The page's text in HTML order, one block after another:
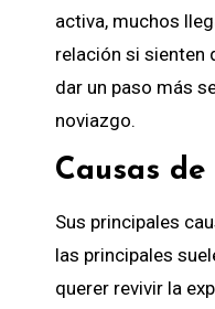
activa, muchos
relación si sienten
dar un paso más
noviazgo.
Causas
Sus principales
las principales
querer revivir la